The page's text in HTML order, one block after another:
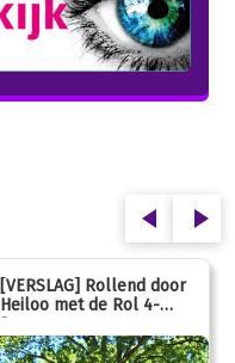
[VERSLAG] Rollend door
Heiloo met de Rol 4-
Daagse